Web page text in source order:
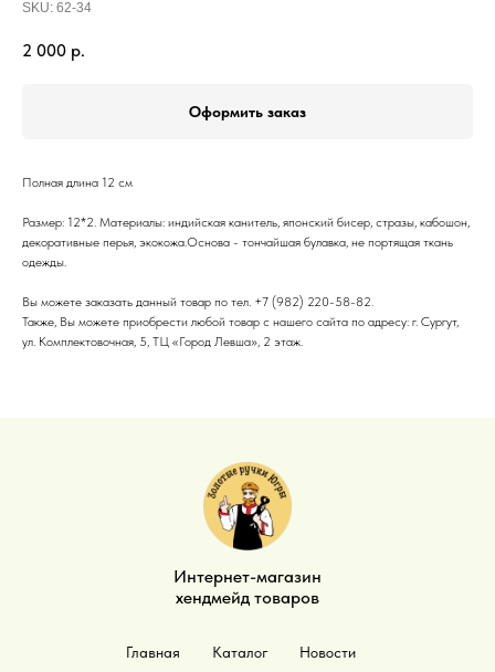
SKU: 62-34
2 000 р.
Оформить заказ
Полная длина 12 см
Размер: 12*2. Материалы: индийская канитель, японский бисер, стразы, кабошон,
декоративные перья, экокожа.Основа - тончайшая булавка, не портящая ткань
одежды.
Вы можете заказать данный товар по тел. +7 (982) 220-58-82.
Также, Вы можете приобрести любой товар с нашего сайта по адресу: г. Сургут,
ул. Комплектовочная, 5, ТЦ «Город Левша», 2 этаж.
Интернет-магазин
хендмейд товаров
Главная Каталог Новости